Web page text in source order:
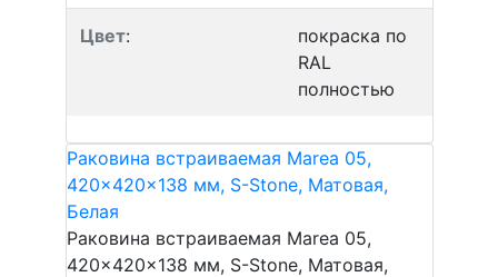
Цвет:
покраска по
RAL
полностью
Раковина встраиваемая Marea 05,
420x420x138 мм, S-Stone, Матовая,
Белая
Раковина встраиваемая Marea 05,
420x420x138 мм, S-Stone, Матовая,